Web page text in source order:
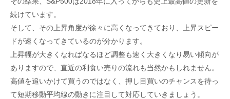
続けています。
そして、その上昇角度が徐々に高くなってきており、上昇スピー
ドが速くなってきているのが分かります。
上昇幅が大きくなればなるほど調整も速く大きくなり易い傾向が
ありますので、直近の利食い売りの流れも当然かもしれません。
高値を追いかけて買うのではなく、押し目買いのチャンスを待っ
て短期移動平均線の動きに注目して対応していきましょう。